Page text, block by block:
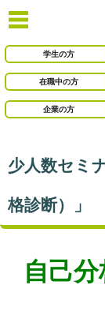
学生の方
在職中の方
企業の方
少人数セミ
格診断）」
自己